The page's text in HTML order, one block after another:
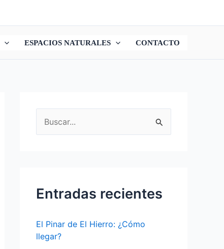
ESPACIOS NATURALES CONTACTO
u
r
o
Entradas recientes
El Pinar de El Hierro: ¿Cómo
llegar?